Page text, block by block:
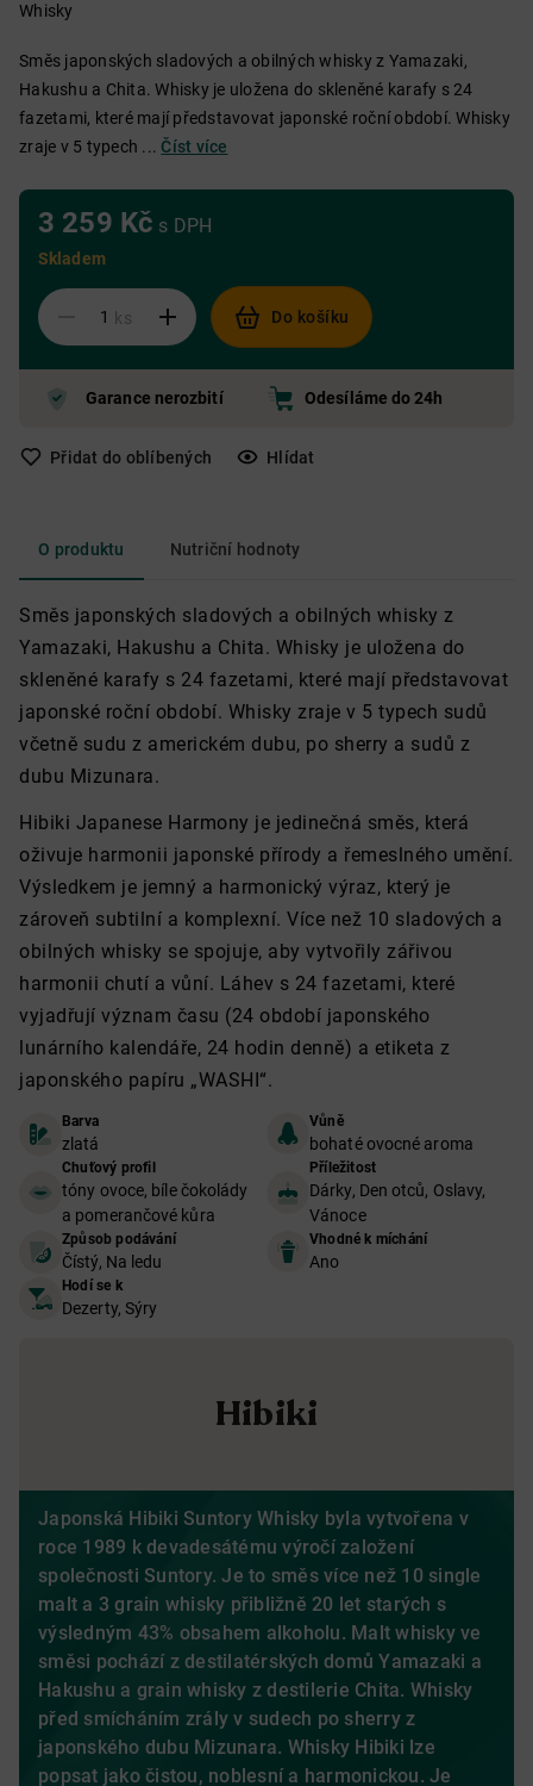
Whisky
Směs japonských sladových a obilných whisky z Yamazaki,
Hakushu a Chita. Whisky je uložena do skleněné karafy s 24
fazetami, které mají představovat japonské roční období. Whisky
zraje v 5 typech ... Číst více
3 259 Kč s DPH
Skladem
ks Do košíku
Garance nerozbití Odesíláme do 24h
Přidat do oblíbených Hlídat
O produktu Nutriční hodnoty
Směs japonských sladových a obilných whisky z
Yamazaki, Hakushu a Chita. Whisky je uložena do
skleněné karafy s 24 fazetami, které mají představovat
japonské roční období. Whisky zraje v 5 typech sudů
včetně sudu z americkém dubu, po sherry a sudů z
dubu Mizunara.
Hibiki Japanese Harmony je jedinečná směs, která
oživuje harmonii japonské přírody a řemeslného umění.
Výsledkem je jemný a harmonický výraz, který je
zároveň subtilní a komplexní. Více než 10 sladových a
obilných whisky se spojuje, aby vytvořily zářivou
harmonii chutí a vůní. Láhev s 24 fazetami, které
vyjadřují význam času (24 období japonského
lunárního kalendáře, 24 hodin denně) a etiketa z
japonského papíru „WASHI“.
Barva
zlatá
Vůně
bohaté ovocné aroma
Chuťový profil
tóny ovoce, bíle čokolády
a pomerančové kůra
Příležitost
Dárky, Den otců, Oslavy,
Vánoce
Způsob podávání
Čístý, Na ledu
Vhodné k míchání
Ano
Hodí se k
Dezerty, Sýry
Hibiki
Japonská Hibiki Suntory Whisky byla vytvořena v
roce 1989 k devadesátému výročí založení
společnosti Suntory. Je to směs více než 10 single
malt a 3 grain whisky přibližně 20 let starých s
výsledným 43% obsahem alkoholu. Malt whisky ve
směsi pochází z destilatérských domů Yamazaki a
Hakushu a grain whisky z destilerie Chita. Whisky
před smícháním zrály v sudech po sherry z
japonského dubu Mizunara. Whisky Hibiki lze
popsat jako čistou, noblesní a harmonickou. Je